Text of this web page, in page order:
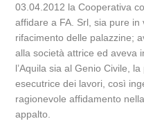
03.04.2012 la Cooperativa
affidare a FA. Srl, sia pure in
rifacimento delle palazzine;
alla società attrice ed aveva
l’Aquila sia al Genio Civile,
esecutrice dei lavori, così
ragionevole affidamento
appalto.